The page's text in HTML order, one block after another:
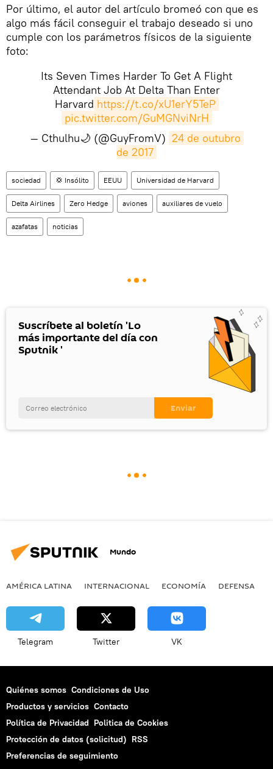
Por último, el autor del artículo bromeó con que es
algo más fácil conseguir el trabajo deseado si uno
cumple con los parámetros físicos de la siguiente
foto:
Its Seven Times Harder To Get A Flight
Attendant Job At Delta Than Enter
Harvard https://t.co/xU1erY5TeP
pic.twitter.com/GuMGNviNrH
— Cthulhu🌙 (@GuyFromV) 24 de outubro
de 2017
sociedad 💢 Insólito EEUU Universidad de Harvard
Delta Airlines Zero Hedge aviones auxiliares de vuelo
azafatas noticias
Suscríbete al boletín 'Lo
más importante del día con
Sputnik '
Mundo
AMÉRICA LATINA INTERNACIONAL ECONOMÍA DEFENSA
Telegram Twitter VK
Quiénes somos Condiciones de Uso
Productos y servicios Contacto
Política de Privacidad Politica de Cookies
Protección de datos (solicitud) RSS
Preferencias de seguimiento